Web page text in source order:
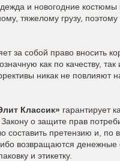
и новогодние костюмы
тяжелому грузу,
за собой право вносить
как по качеству,
никак не повлияют
Классик» гарантирует
о защите прав
составить претензию и, по
возвращаются
и этикетку.